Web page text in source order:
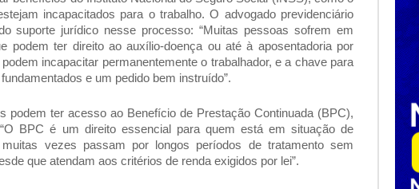
incapacitados para o trabalho. O advogado previdenciário
suporte jurídico nesse processo: “Muitas pessoas sofrem em
podem ter direito ao auxílio-doença ou até à aposentadoria por
incapacitar permanentemente o trabalhador, e a chave para
e um pedido bem instruído”.
podem ter acesso ao Benefício de Prestação Continuada (BPC),
BPC é um direito essencial para quem está em situação de
vezes passam por longos períodos de tratamento sem
que atendam aos critérios de renda exigidos por lei”.